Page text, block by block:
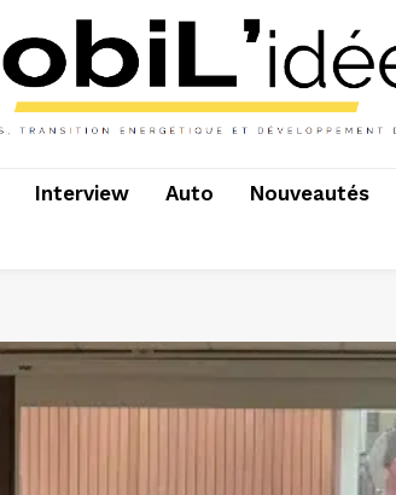
Interview Auto Nouveautés